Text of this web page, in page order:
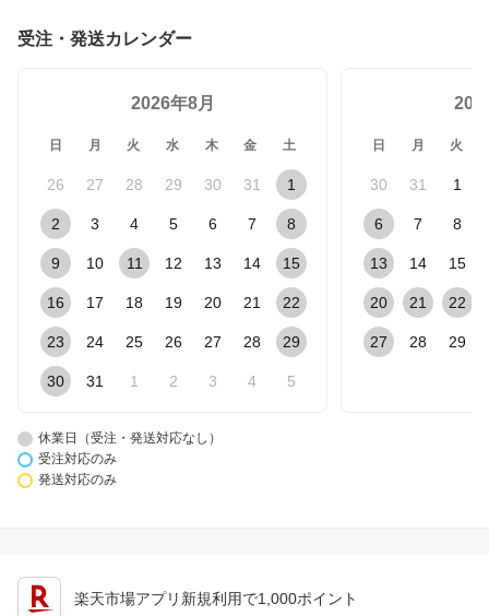
受注・発送カレンダー
2026年8月
日 月 火 水 木 金 土
26 27 28 29 30 31 1
2 3 4 5 6 7 8
9 10 11 12 13 14 15
16 17 18 19 20 21 22
23 24 25 26 27 28 29
30 31 1 2 3 4 5
日 月 火
30 31 1
6 7 8
13 14 15
20 21 22
27 28 29
休業日（受注・発送対応なし）
受注対応のみ
発送対応のみ
楽天市場アプリ新規利用で1,000ポイント